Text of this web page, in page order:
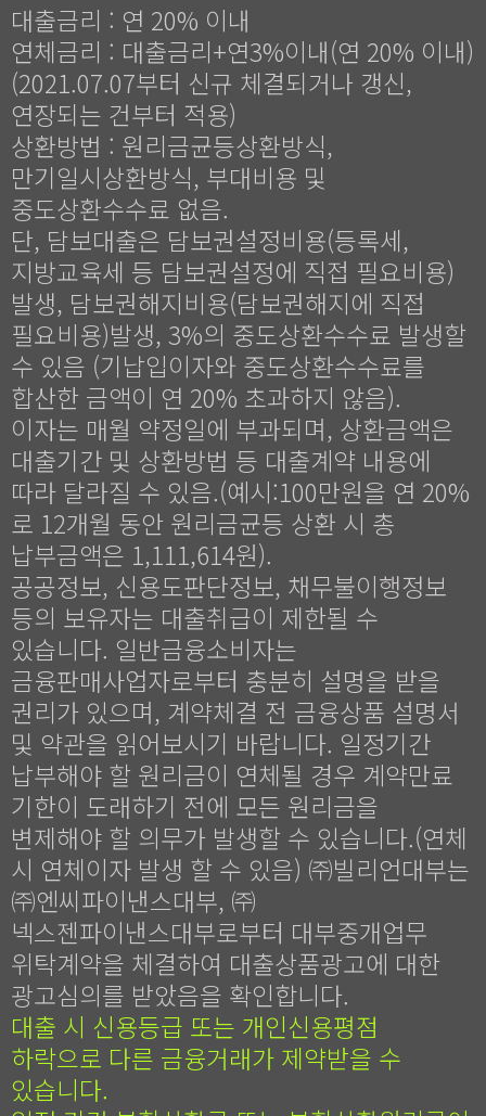
대출금리 : 연 20% 이내
연체금리 : 대출금리+연3%이내(연 20% 이내)
(2021.07.07부터 신규 체결되거나 갱신,
연장되는 건부터 적용)
상환방법 : 원리금균등상환방식,
만기일시상환방식, 부대비용 및
중도상환수수료 없음.
단, 담보대출은 담보권설정비용(등록세,
지방교육세 등 담보권설정에 직접 필요비용)
발생, 담보권해지비용(담보권해지에 직접
필요비용)발생, 3%의 중도상환수수료 발생할
수 있음 (기납입이자와 중도상환수수료를
합산한 금액이 연 20% 초과하지 않음).
이자는 매월 약정일에 부과되며, 상환금액은
대출기간 및 상환방법 등 대출계약 내용에
따라 달라질 수 있음.(예시:100만원을 연 20%
로 12개월 동안 원리금균등 상환 시 총
납부금액은 1,111,614원).
공공정보, 신용도판단정보, 채무불이행정보
등의 보유자는 대출취급이 제한될 수
있습니다. 일반금융소비자는
금융판매사업자로부터 충분히 설명을 받을
권리가 있으며, 계약체결 전 금융상품 설명서
및 약관을 읽어보시기 바랍니다. 일정기간
납부해야 할 원리금이 연체될 경우 계약만료
기한이 도래하기 전에 모든 원리금을
변제해야 할 의무가 발생할 수 있습니다.(연체
시 연체이자 발생 할 수 있음) ㈜빌리언대부는
㈜엔씨파이낸스대부, ㈜
넥스젠파이낸스대부로부터 대부중개업무
위탁계약을 체결하여 대출상품광고에 대한
광고심의를 받았음을 확인합니다.
대출 시 신용등급 또는 개인신용평점
하락으로 다른 금융거래가 제약받을 수
있습니다.